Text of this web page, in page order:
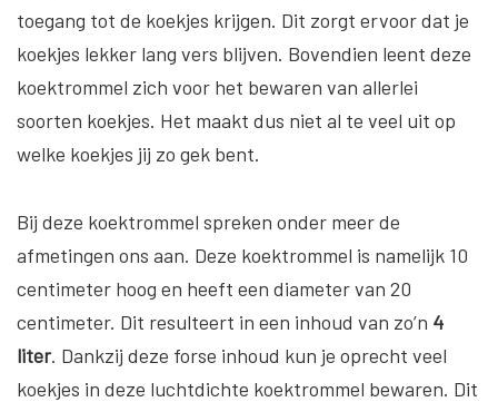
toegang tot de koekjes krijgen. Dit zorgt ervoor dat je
koekjes lekker lang vers blijven. Bovendien leent deze
koektrommel zich voor het bewaren van allerlei
soorten koekjes. Het maakt dus niet al te veel uit op
welke koekjes jij zo gek bent.
Bij deze koektrommel spreken onder meer de
afmetingen ons aan. Deze koektrommel is namelijk 10
centimeter hoog en heeft een diameter van 20
centimeter. Dit resulteert in een inhoud van zo’n 4
liter. Dankzij deze forse inhoud kun je oprecht veel
koekjes in deze luchtdichte koektrommel bewaren. Dit